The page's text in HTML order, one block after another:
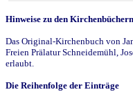
Hinweise zu den Kirchenbüchern
Das Original-Kirchenbuch von
Freien Prälatur Schneidemühl,
erlaubt.
Die Reihenfolge der Einträge